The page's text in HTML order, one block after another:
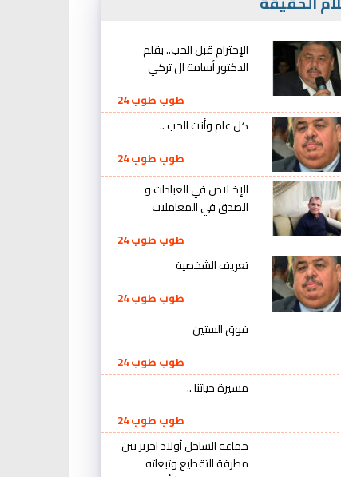
الإحترام قبل الحب.. بقلم
الدكتور أسامة آل تركي
طوب طوب 24
كل عام وأنت الحب ..
طوب طوب 24
الإخـلاص في العبادات و
الصدق في المعاملات
طوب طوب 24
تعريف الشخصية
طوب طوب 24
فوق الستين
طوب طوب 24
مسيرة حياتنا ..
طوب طوب 24
جماعة الساحل أولاد احريز بين
مطرقة التقطيع وتبعاته